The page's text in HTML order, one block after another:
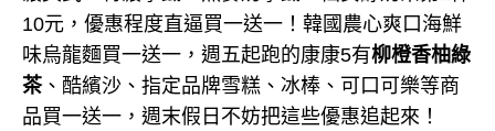
10元，優惠程度直逼買一送一！韓國農心爽口海鮮
味烏龍麵買一送一，週五起跑的康康5有柳橙香柚綠
茶、酷繽沙、指定品牌雪糕、冰棒、可口可樂等商
品買一送一，週末假日不妨把這些優惠追起來！